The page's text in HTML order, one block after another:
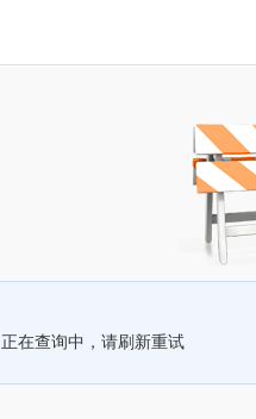
正在查询中，请刷新重试